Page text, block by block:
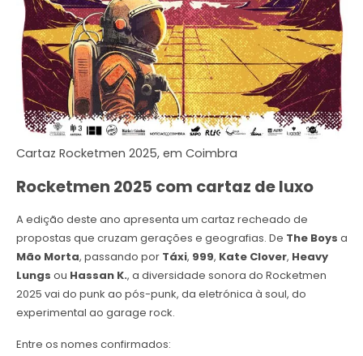
Cartaz Rocketmen 2025, em Coimbra
Rocketmen 2025 com cartaz de luxo
A edição deste ano apresenta um cartaz recheado de
propostas que cruzam gerações e geografias. De The Boys a
Mão Morta, passando por Táxi, 999, Kate Clover, Heavy
Lungs ou Hassan K., a diversidade sonora do Rocketmen
2025 vai do punk ao pós-punk, da eletrónica à soul, do
experimental ao garage rock.
Entre os nomes confirmados: